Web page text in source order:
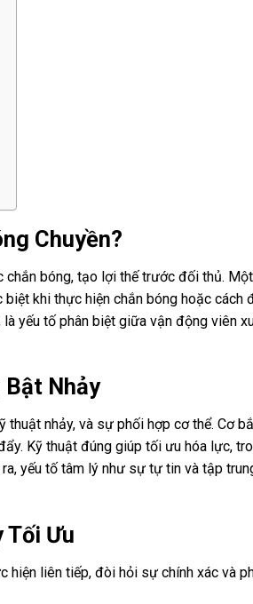
Chuyền?
bóng, tạo lợi thế trước đối thủ.
khi thực hiện chắn bóng hoặc cách
yếu tố phân biệt giữa vận động viên
Bật Nhảy
nhảy, và sự phối hợp cơ thể. Cơ
Kỹ thuật đúng giúp tối ưu hóa lực,
yếu tố tâm lý như sự tự tin và tập
Tối Ưu
liên tiếp, đòi hỏi sự chính xác và